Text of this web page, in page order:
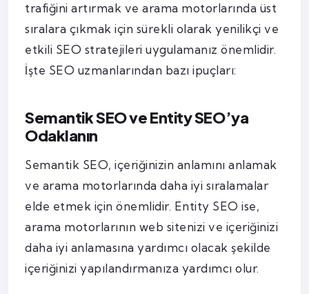
trafiğini artırmak ve arama motorlarında üst
sıralara çıkmak için sürekli olarak yenilikçi ve
etkili SEO stratejileri uygulamanız önemlidir.
İşte SEO uzmanlarından bazı ipuçları:
Semantik SEO ve Entity SEO’ya
Odaklanın
Semantik SEO, içeriğinizin anlamını anlamak
ve arama motorlarında daha iyi sıralamalar
elde etmek için önemlidir. Entity SEO ise,
arama motorlarının web sitenizi ve içeriğinizi
daha iyi anlamasına yardımcı olacak şekilde
içeriğinizi yapılandırmanıza yardımcı olur.